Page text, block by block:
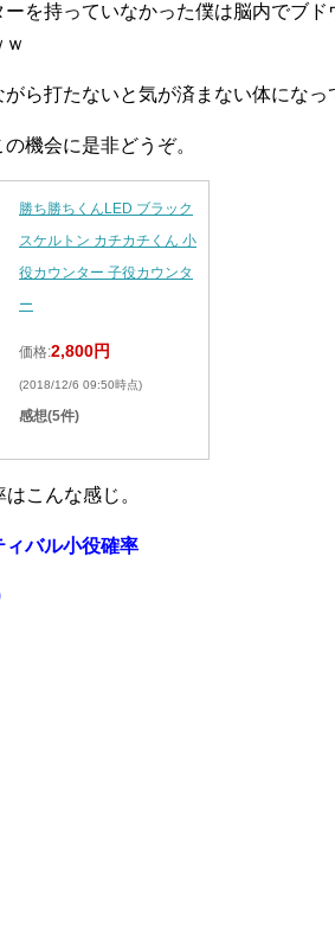
ーを持っていなかった僕は脳内でブ
ら打たないと気が済まない体になっ
機会に是非どうぞ。
勝ち勝ちくんLED ブラック
スケルトン カチカチくん 小
役カウンター 子役カウンタ
ー
価格:2,800円
(2018/12/6 09:50時点)
感想(5件)
こんな感じ。
ィバル小役確率